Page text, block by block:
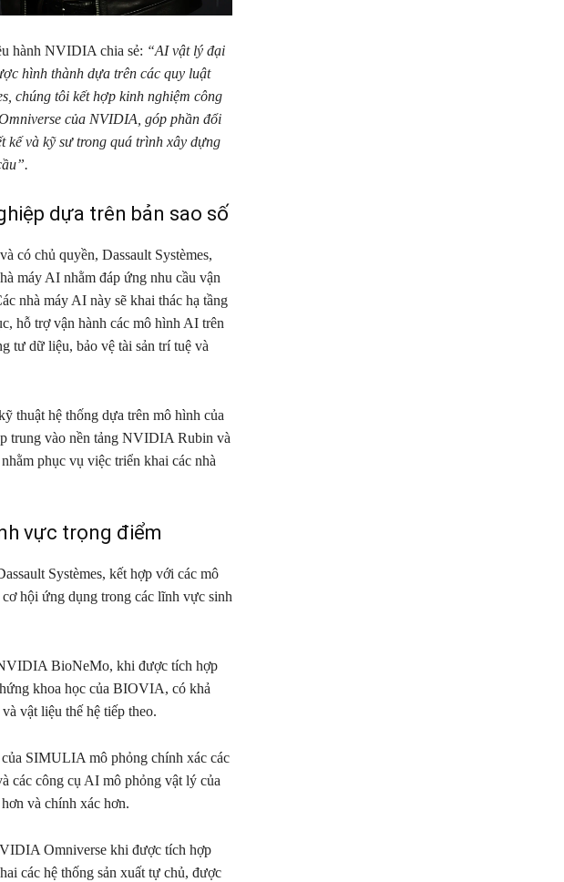
hành NVIDIA chia sẻ: “AI vật lý đại
hình thành dựa trên các quy luật
chúng tôi kết hợp kinh nghiệm công
của NVIDIA, góp phần đổi
kế và kỹ sư trong quá trình xây dựng
dựa trên bản sao số
có chủ quyền, Dassault Systèmes,
máy AI nhằm đáp ứng nhu cầu vận
nhà máy AI này sẽ khai thác hạ tầng
hỗ trợ vận hành các mô hình AI trên
tư dữ liệu, bảo vệ tài sản trí tuệ và
thuật hệ thống dựa trên mô hình của
trung vào nền tảng NVIDIA Rubin và
phục vụ việc triển khai các nhà
vực trọng điểm
Systèmes, kết hợp với các mô
hội ứng dụng trong các lĩnh vực sinh
BioNeMo, khi được tích hợp
khoa học của BIOVIA, có khả
vật liệu thế hệ tiếp theo.
SIMULIA mô phỏng chính xác các
các công cụ AI mô phỏng vật lý của
và chính xác hơn.
Omniverse khi được tích hợp
các hệ thống sản xuất tự chủ, được